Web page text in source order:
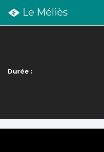
Le Méliès
Durée :